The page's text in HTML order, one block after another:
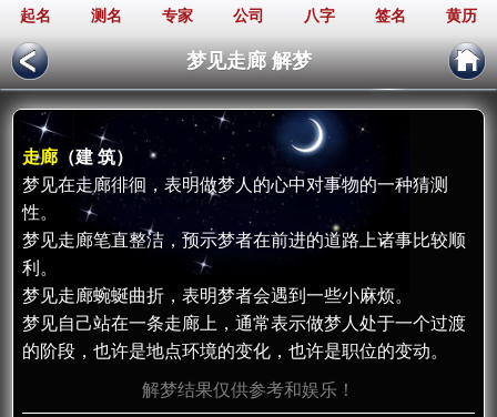
起名 测名 专家 公司 八字 签名 黄历
梦见走廊 解梦
走廊 （建 筑）
梦见在走廊徘徊，表明做梦人的心中对事物的一种猜测
性。
梦见走廊笔直整洁，预示梦者在前进的道路上诸事比较顺
利。
梦见走廊蜿蜒曲折，表明梦者会遇到一些小麻烦。
梦见自己站在一条走廊上，通常表示做梦人处于一个过渡
的阶段，也许是地点环境的变化，也许是职位的变动。
解梦结果仅供参考和娱乐！